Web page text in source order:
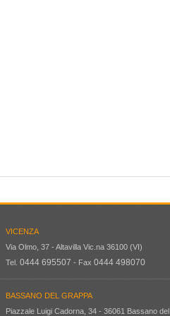
VICENZA
Via Olmo, 37 - Altavilla Vic.na 36100 (VI)
Tel. 0444 695507 - Fax 0444 498070
BASSANO DEL GRAPPA
Piazzale Luigi Cadorna, 34 - 36061 Bassano del